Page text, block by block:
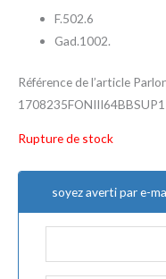
F.502.6
Gad.1002.
Référence de l’article
1708235FONIII64BBSUP1
Rupture de stock
soyez averti par e-